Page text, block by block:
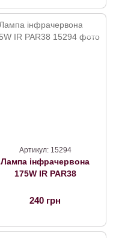
Артикул: 15294
Лампа інфрачервона
175W IR PAR38
240 грн